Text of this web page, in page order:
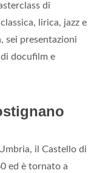
di
lirica, jazz e
sei presentazioni
docufilm e
il Castello di
ed è tornato a